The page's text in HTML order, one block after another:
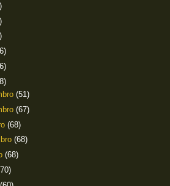
(51)
(67)
(68)
(68)
(68)